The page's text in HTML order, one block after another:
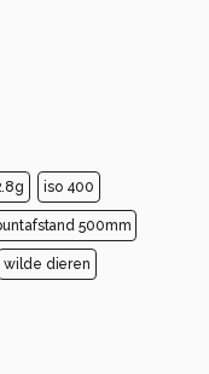
iso 400
500mm
wilde dieren